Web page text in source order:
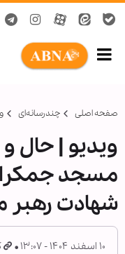
صفحه اصلی چندرسانه‌ای
ویدیو | حال
مسجد
شهادت رهبر
۱۰ اسفند ۱۴۰۴ - ۱۳:۰۷